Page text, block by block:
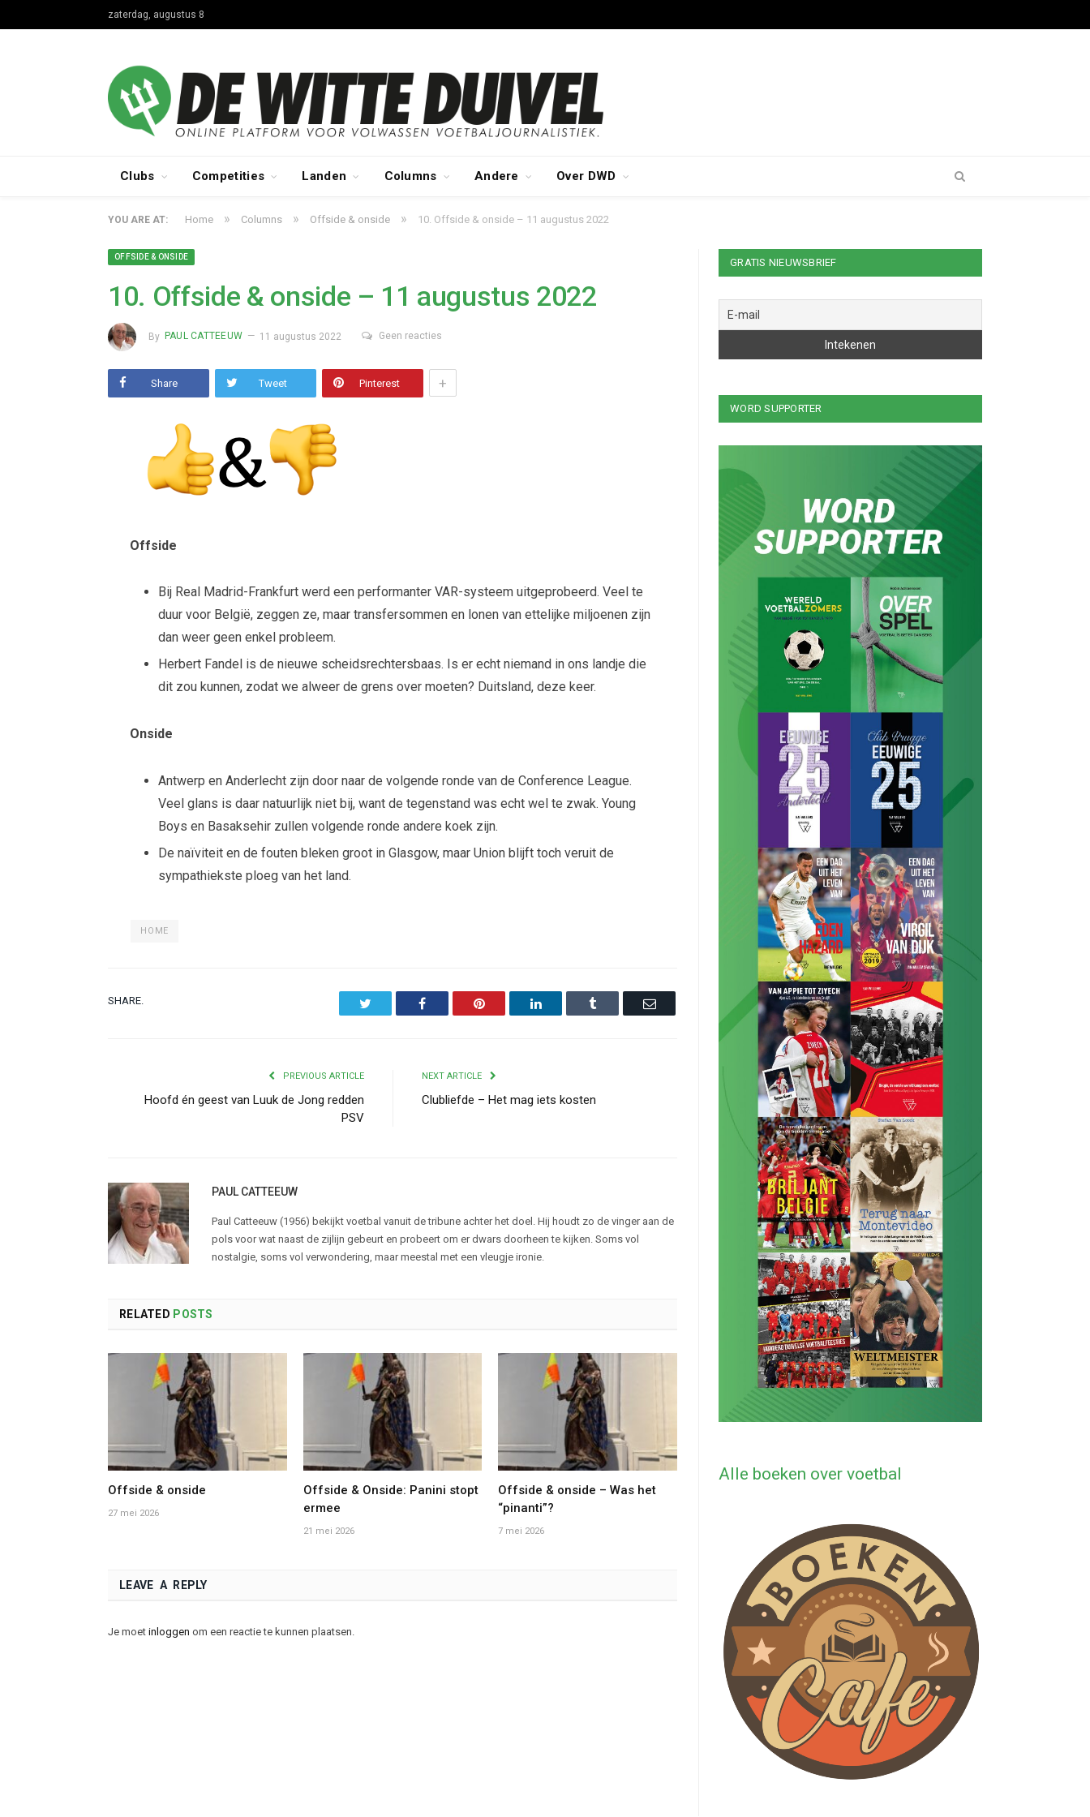
zaterdag, augustus 8
Clubs Competities Landen Columns Andere Over DWD
YOU ARE AT: Home » Columns » Offside & onside » 10. Offside & onside – 11 augustus 2022
OFFSIDE & ONSIDE
10. Offside & onside – 11 augustus 2022
By PAUL CATTEEUW 11 augustus 2022 Geen reacties
Share Tweet Pinterest +
Offside
Bij Real Madrid-Frankfurt werd een performanter VAR-systeem uitgeprobeerd. Veel te
duur voor België, zeggen ze, maar transfersommen en lonen van ettelijke miljoenen zijn
dan weer geen enkel probleem.
Herbert Fandel is de nieuwe scheidsrechtersbaas. Is er echt niemand in ons landje die
dit zou kunnen, zodat we alweer de grens over moeten? Duitsland, deze keer.
Onside
Antwerp en Anderlecht zijn door naar de volgende ronde van de Conference League.
Veel glans is daar natuurlijk niet bij, want de tegenstand was echt wel te zwak. Young
Boys en Basaksehir zullen volgende ronde andere koek zijn.
De naïviteit en de fouten bleken groot in Glasgow, maar Union blijft toch veruit de
sympathiekste ploeg van het land.
HOME
SHARE. Facebook Pinterest LinkedIn Tumblr Email
PREVIOUS ARTICLE
Hoofd én geest van Luuk de Jong redden
PSV
NEXT ARTICLE
Clubliefde – Het mag iets kosten
PAUL CATTEEUW
Paul Catteeuw (1956) bekijkt voetbal vanuit de tribune achter het doel. Hij houdt zo de vinger aan de
pols voor wat naast de zijlijn gebeurt en probeert om er dwars doorheen te kijken. Soms vol
nostalgie, soms vol verwondering, maar meestal met een vleugje ironie.
RELATED POSTS
Offside & onside
27 mei 2026
Offside & Onside: Panini stopt
ermee
21 mei 2026
Offside & onside – Was het
“pinanti”?
7 mei 2026
LEAVE A REPLY
Je moet inloggen om een reactie te kunnen plaatsen.
GRATIS NIEUWSBRIEF
WORD SUPPORTER
Alle boeken over voetbal